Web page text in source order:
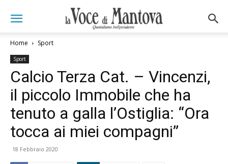
Home Sport
Sport
Calcio Terza Cat. – Vincenzi,
il piccolo Immobile che ha
tenuto a galla l’Ostiglia: “Ora
tocca ai miei compagni”
18 Febbraio 2020